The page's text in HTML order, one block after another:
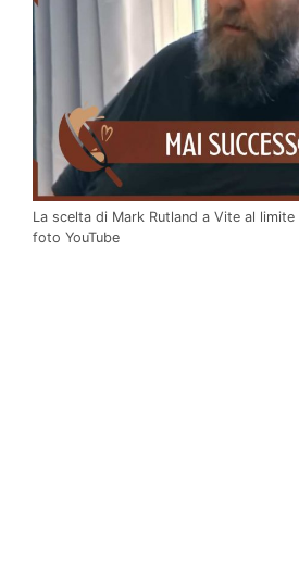
La scelta di Mark Rutland a Vite al limite
foto YouTube